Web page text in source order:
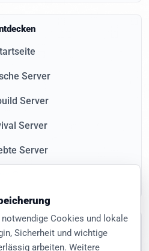
Server
Server
Server
Server
FAQ
Cookies und lokale
Sicherheit und wichtige
arbeiten. Weitere